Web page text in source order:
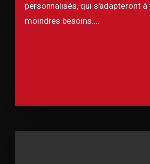
personnalisés, qui s'adapteront à
moindres besoins....